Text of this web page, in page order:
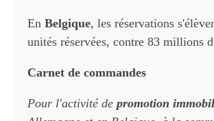
En Belgique, les réservations
unités réservées, contre 83 millions
Carnet de commandes
Pour l'activité de promotion